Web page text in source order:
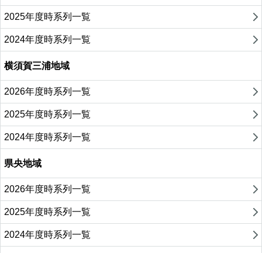
2025年度時系列一覧
2024年度時系列一覧
横須賀三浦地域
2026年度時系列一覧
2025年度時系列一覧
2024年度時系列一覧
県央地域
2026年度時系列一覧
2025年度時系列一覧
2024年度時系列一覧